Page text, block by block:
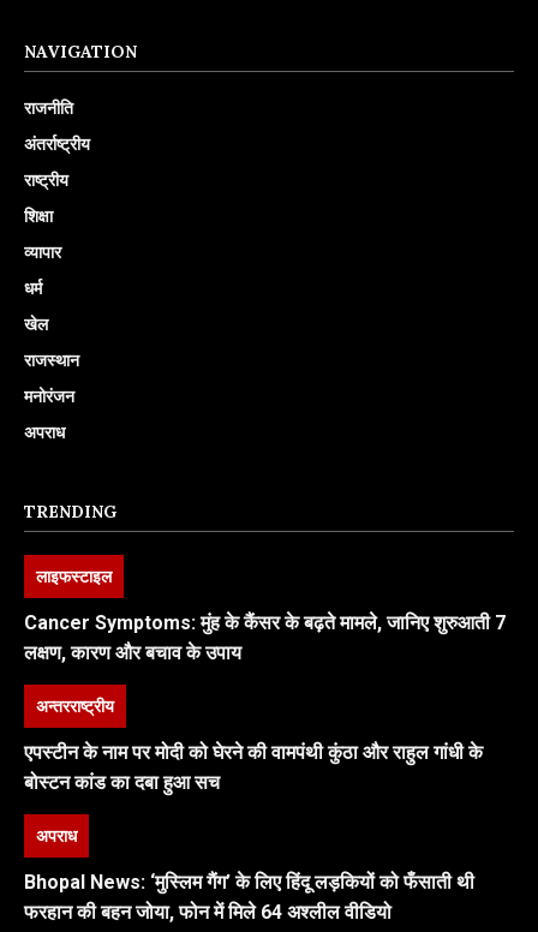
NAVIGATION
राजनीति
अंतर्राष्ट्रीय
राष्ट्रीय
शिक्षा
व्यापार
धर्म
खेल
राजस्थान
मनोरंजन
अपराध
TRENDING
लाइफस्टाइल
Cancer Symptoms: मुंह के कैंसर के बढ़ते मामले, जानिए शुरुआती 7
लक्षण, कारण और बचाव के उपाय
अन्तरराष्ट्रीय
एपस्टीन के नाम पर मोदी को घेरने की वामपंथी कुंठा और राहुल गांधी के
बोस्टन कांड का दबा हुआ सच
अपराध
Bhopal News: ‘मुस्लिम गैंग’ के लिए हिंदू लड़कियों को फँसाती थी
फरहान की बहन जोया, फोन में मिले 64 अश्लील वीडियो